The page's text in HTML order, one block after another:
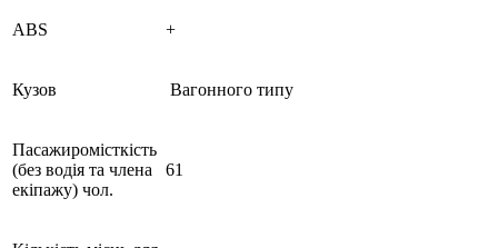
ABS +
Кузов Вагонного типу
Пасажиромісткість
(без водія та члена
екіпажу) чол.
61